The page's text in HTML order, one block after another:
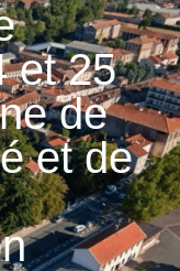
et 25
de
et de